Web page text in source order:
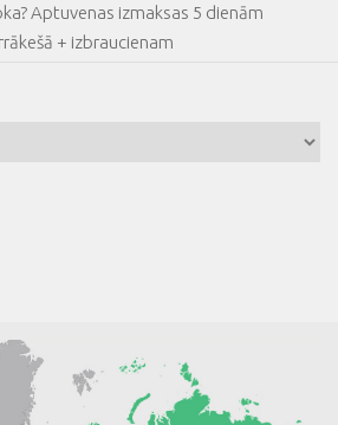
Aptuvenas izmaksas 5 dienām
+ izbraucienam